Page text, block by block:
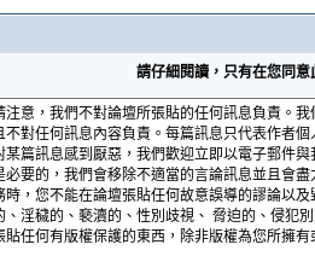
請仔細閱讀，只有在您同